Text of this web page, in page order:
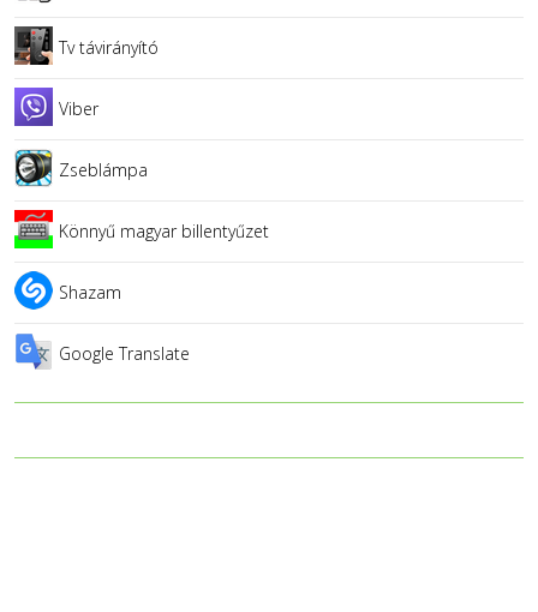
Tv távirányító
Viber
Zseblámpa
Könnyű magyar billentyűzet
Shazam
Google Translate